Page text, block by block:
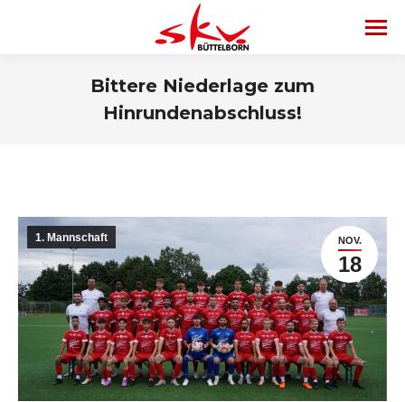
Bittere Niederlage zum
Hinrundenabschluss!
NOV.
18
1. Mannschaft